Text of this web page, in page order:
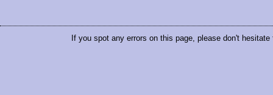
If you spot any errors on this page, please don't